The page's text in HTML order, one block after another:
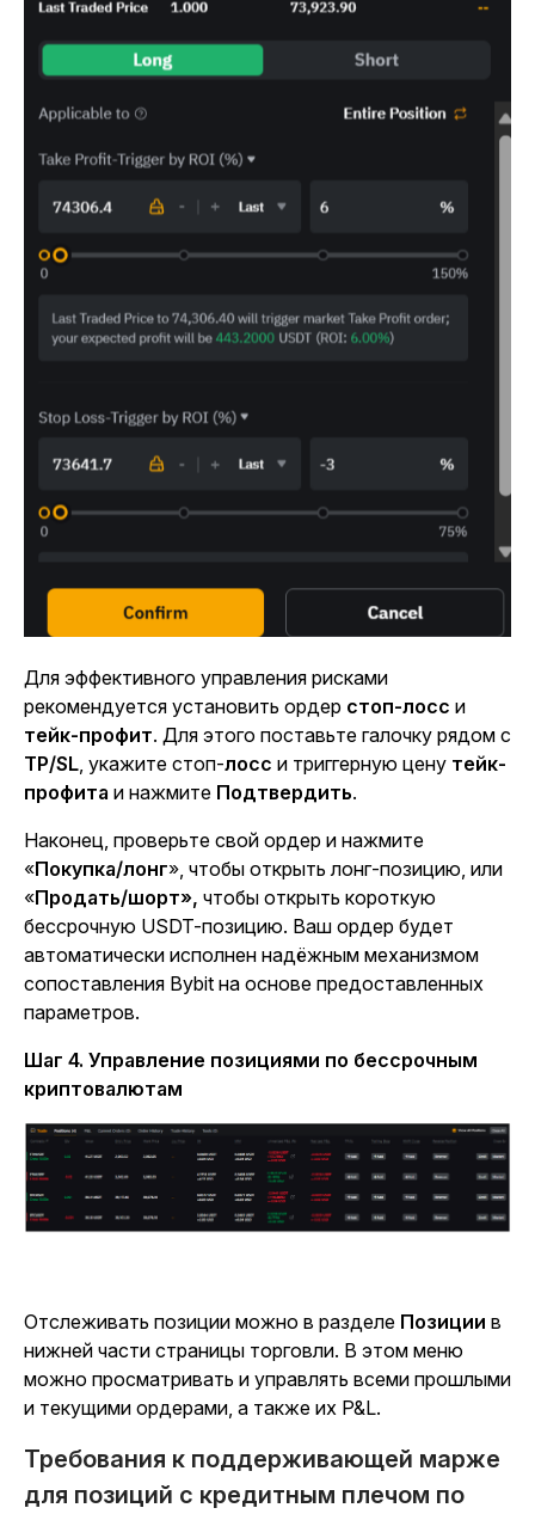
Для эффективного управления рисками
рекомендуется установить ордер стоп-лосс и
тейк-профит. Для этого поставьте галочку рядом с
TP/SL , укажите стоп-лосс и триггерную цену тейк-
профита и нажмите Подтвердить.
Наконец, проверьте свой ордер и нажмите
«Покупка/лонг», чтобы открыть лонг-позицию, или
«Продать/шорт», чтобы открыть короткую
бессрочную USDT-позицию. Ваш ордер будет
автоматически исполнен надёжным механизмом
сопоставления Bybit на основе предоставленных
параметров.
Шаг 4. Управление позициями по бессрочным
криптовалютам
Отслеживать позиции можно в разделе Позиции в
нижней части страницы торговли. В этом меню
можно просматривать и управлять всеми прошлыми
и текущими ордерами, а также их P&L.
Требования к поддерживающей марже
для позиций с кредитным плечом по